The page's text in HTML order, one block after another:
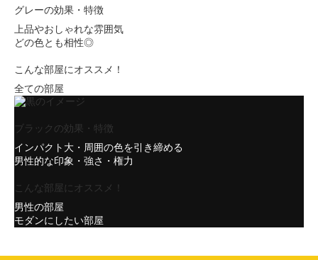
グレーの効果・特徴
上品やおしゃれな雰囲気
どの色とも相性◎
こんな部屋にオススメ！
全ての部屋
ブラックの効果・特徴
インパクト大・周囲の色を引き締める
男性的な印象・強さ・権力
こんな部屋にオススメ！
男性の部屋
モダンにしたい部屋